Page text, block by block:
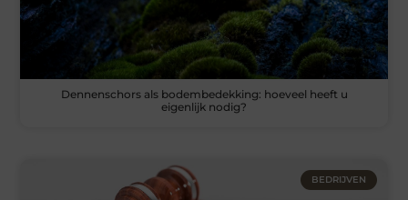
Dennenschors als bodembedekking: hoeveel heeft u
eigenlijk nodig?
BEDRIJVEN